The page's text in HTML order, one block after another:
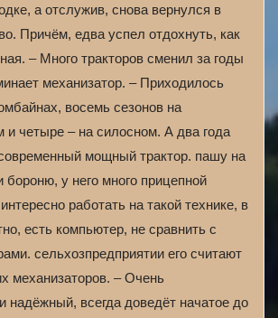
а отслужив, снова вернулся в
Причём, едва успел отдохнуть, как
– Много тракторов сменил за годы
механизатор. – Приходилось
восемь сезонов на
и четыре – на силосном. А два года
мощный трактор. пашу на
бороню, у него много прицепной
работать на такой технике, в
есть компьютер, не сравнить с
сельхозпредприятии его считают
механизаторов. – Очень
надёжный, всегда доведёт начатое до